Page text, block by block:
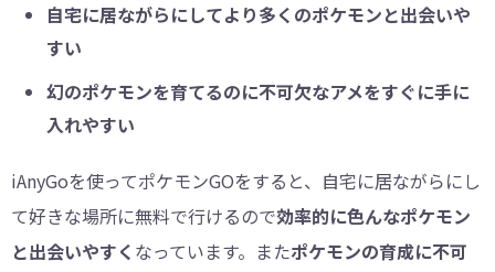
自宅に居ながらにしてより多くのポケモンと出会いや
すい
幻のポケモンを育てるのに不可欠なアメをすぐに手に
入れやすい
iAnyGoを使ってポケモンGOをすると、自宅に居ながらにし
て好きな場所に無料で行けるので効率的に色んなポケモン
と出会いやすく なっています。またポケモンの育成に不可